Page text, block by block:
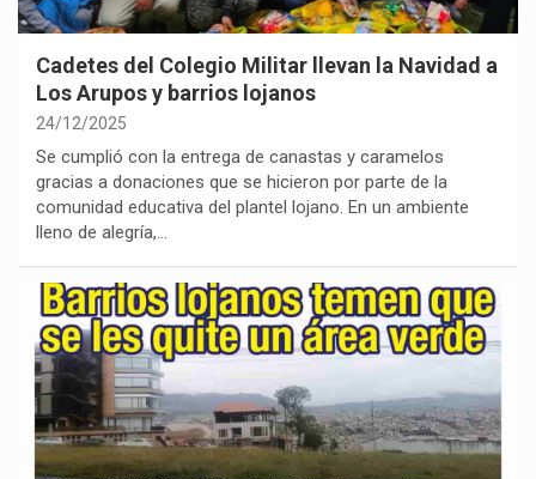
Cadetes del Colegio Militar llevan la Navidad a
Los Arupos y barrios lojanos
24/12/2025
Se cumplió con la entrega de canastas y caramelos
gracias a donaciones que se hicieron por parte de la
comunidad educativa del plantel lojano. En un ambiente
lleno de alegría,…